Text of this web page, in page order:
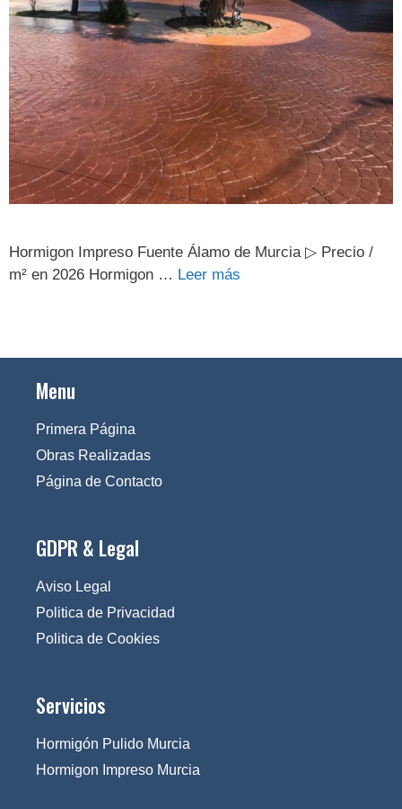
Hormigon Impreso Fuente Álamo de Murcia ▷ Precio /
m² en 2026 Hormigon … Leer más
Menu
Primera Página
Obras Realizadas
Página de Contacto
GDPR & Legal
Aviso Legal
Politica de Privacidad
Politica de Cookies
Servicios
Hormigón Pulido Murcia
Hormigon Impreso Murcia